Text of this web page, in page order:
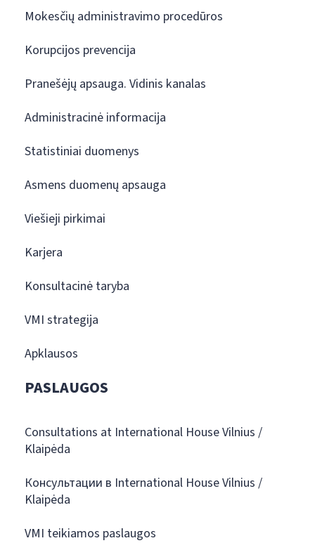
Mokesčių administravimo procedūros
Korupcijos prevencija
Pranešėjų apsauga. Vidinis kanalas
Administracinė informacija
Statistiniai duomenys
Asmens duomenų apsauga
Viešieji pirkimai
Karjera
Konsultacinė taryba
VMI strategija
Apklausos
PASLAUGOS
Consultations at International House Vilnius /
Klaipėda
Консультации в International House Vilnius /
Klaipėda
VMI teikiamos paslaugos